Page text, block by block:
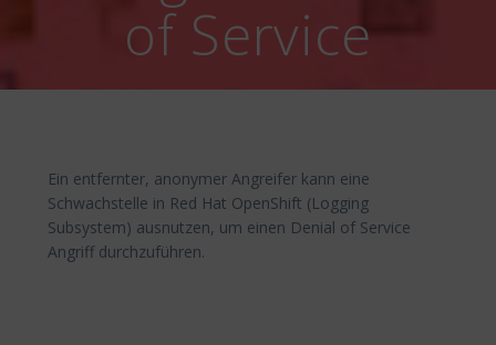
of Service
Ein entfernter, anonymer Angreifer kann eine
Schwachstelle in Red Hat OpenShift (Logging
Subsystem) ausnutzen, um einen Denial of Service
Angriff durchzuführen.